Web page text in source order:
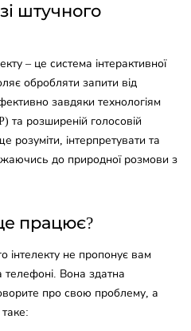
штучного
– це система інтерактивної
обробляти запити від
завдяки технологіям
та розширеній голосовій
розуміти, інтерпретувати та
до природної розмови з
працює?
інтелекту не пропонує вам
Вона здатна
про свою проблему, а